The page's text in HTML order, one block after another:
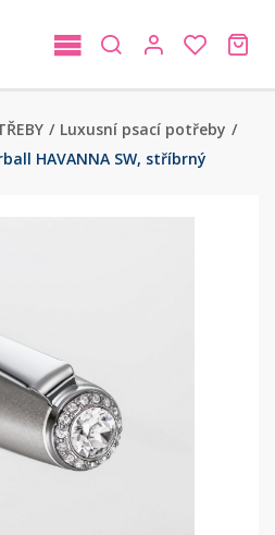
/ Luxusní psací potřeby /
HAVANNA SW, stříbrný